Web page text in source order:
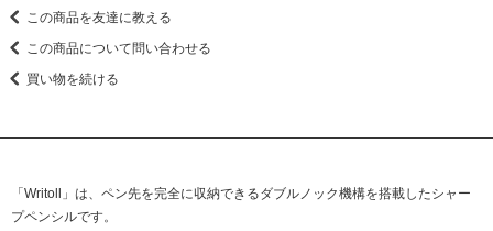
この商品を友達に教える
この商品について問い合わせる
買い物を続ける
「Writoll」は、ペン先を完全に収納できるダブルノック機構を搭載したシャー
プペンシルです。